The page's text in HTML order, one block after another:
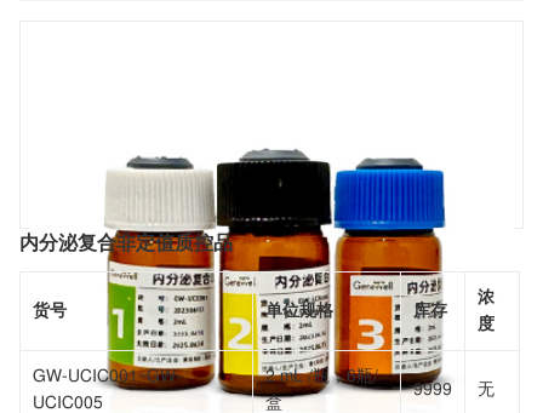
内分泌复合非定值质控品
货号 单位规格 库存
浓
度
GW-UCIC001~GW-
UCIC005
2 mL /瓶，6瓶/
盒
9999 无